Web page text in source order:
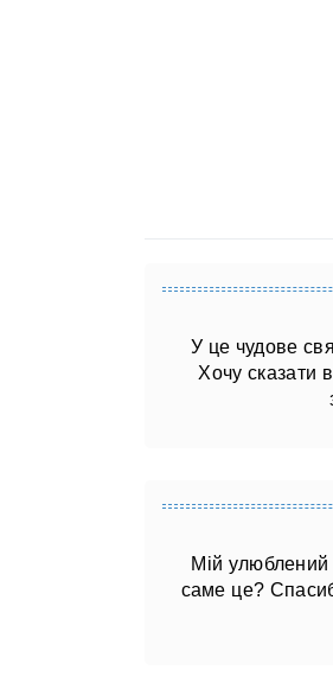
У це чудове
Хочу сказати
Мій улюблений
саме це?